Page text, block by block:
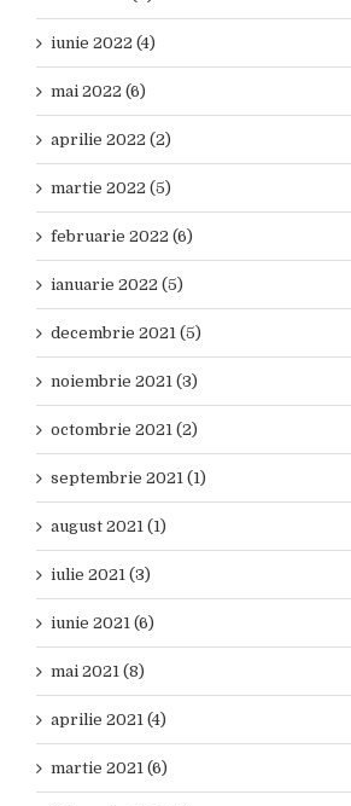
iunie 2022 (4)
mai 2022 (6)
aprilie 2022 (2)
martie 2022 (5)
februarie 2022 (6)
ianuarie 2022 (5)
decembrie 2021 (5)
noiembrie 2021 (3)
octombrie 2021 (2)
septembrie 2021 (1)
august 2021 (1)
iulie 2021 (3)
iunie 2021 (6)
mai 2021 (8)
aprilie 2021 (4)
martie 2021 (6)